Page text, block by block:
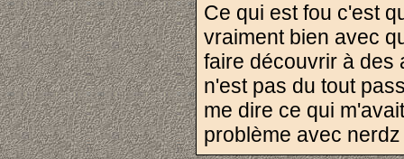
Ce qui est fou c'est
vraiment bien avec
faire découvrir à des
n'est pas du tout
me dire ce qui
problème avec